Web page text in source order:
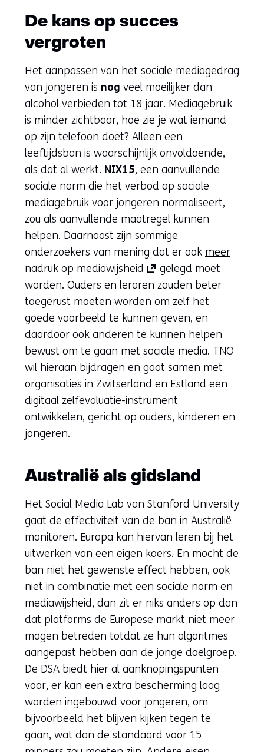
een
andere
De kans op succes
vergroten
Het aanpassen van het sociale mediagedrag
van jongeren is nog veel moeilijker dan
alcohol verbieden tot 18 jaar. Mediagebruik
is minder zichtbaar, hoe zie je wat iemand
op zijn telefoon doet? Alleen een
leeftijdsban is waarschijnlijk onvoldoende,
als dat al werkt. NIX15, een aanvullende
sociale norm die het verbod op sociale
mediagebruik voor jongeren normaliseert,
zou als aanvullende maatregel kunnen
helpen. Daarnaast zijn sommige
onderzoekers van mening dat er ook meer
nadruk op mediawijsheid (opent
in
nieuw
venster)
(verwijst
naar
een
andere
website)
gelegd moet
worden. Ouders en leraren zouden beter
toegerust moeten worden om zelf het
goede voorbeeld te kunnen geven, en
daardoor ook anderen te kunnen helpen
bewust om te gaan met sociale media. TNO
wil hieraan bijdragen en gaat samen met
organisaties in Zwitserland en Estland een
digitaal zelfevaluatie-instrument
ontwikkelen, gericht op ouders, kinderen en
jongeren.
Australië als gidsland
Het Social Media Lab van Stanford University
gaat de effectiviteit van de ban in Australië
monitoren. Europa kan hiervan leren bij het
uitwerken van een eigen koers. En mocht de
ban niet het gewenste effect hebben, ook
niet in combinatie met een sociale norm en
mediawijsheid, dan zit er niks anders op dan
dat platforms de Europese markt niet meer
mogen betreden totdat ze hun algoritmes
aangepast hebben aan de jonge doelgroep.
De DSA biedt hier al aanknopingspunten
voor, er kan een extra bescherming laag
worden ingebouwd voor jongeren, om
bijvoorbeeld het blijven kijken tegen te
gaan, wat dan de standaard voor 15